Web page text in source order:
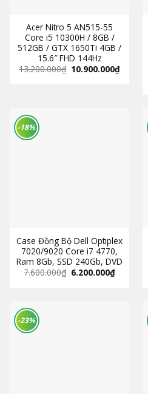
Acer Nitro 5 AN515-55
Core i5 10300H / 8GB /
512GB / GTX 1650Ti 4GB /
15.6″ FHD 144Hz
13.200.000₫ 10.900.000₫
-18%
Case Đồng Bộ Dell Optiplex
7020/9020 Core i7 4770,
Ram 8Gb, SSD 240Gb, DVD
7.600.000₫ 6.200.000₫
-23%